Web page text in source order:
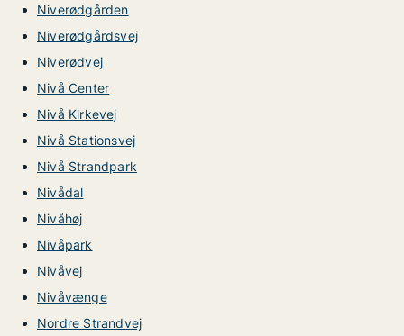
Niverødgården
Niverødgårdsvej
Niverødvej
Nivå Center
Nivå Kirkevej
Nivå Stationsvej
Nivå Strandpark
Nivådal
Nivåhøj
Nivåpark
Nivåvej
Nivåvænge
Nordre Strandvej